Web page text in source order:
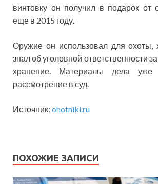
винтовку он получил в подарок от
еще в 2015 году.
Оружие он использовал для охоты,
знал об уголовной ответственности
хранение. Материалы дела
рассмотрение в суд.
Источник: ohotniki.ru
ПОХОЖИЕ ЗАПИСИ